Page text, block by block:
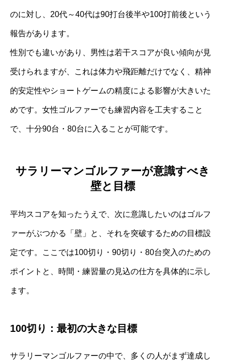
のに対し、20代～40代は90打台後半や100打前後という
報告があります。
性別でも違いがあり、男性は若干スコアが良い傾向が見
受けられますが、これは体力や飛距離だけでなく、精神
的安定性やショートゲームの精度による影響が大きいた
めです。女性ゴルファーでも練習内容を工夫すること
で、十分90台・80台に入ることが可能です。
サラリーマンゴルファーが意識すべき
壁と目標
平均スコアを知ったうえで、次に意識したいのはゴルフ
ァーがぶつかる「壁」と、それを突破するための目標設
定です。ここでは100切り・90切り・80台突入のための
ポイントと、時間・練習量の見込の仕方を具体的に示し
ます。
100切り：最初の大きな目標
サラリーマンゴルファーの中で、多くの人がまず達成し